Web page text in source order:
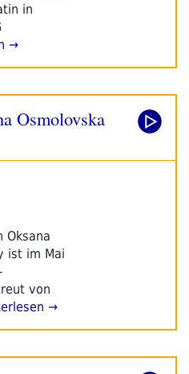
in
→
Osmolovska
Oksana
ist im Mai
von
→